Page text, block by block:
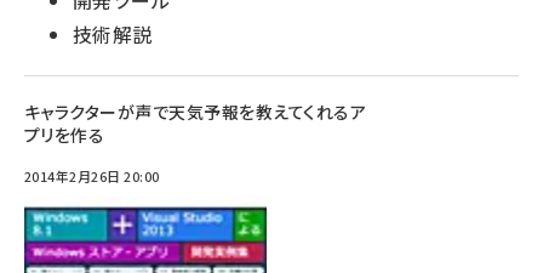
技術解説
キャラクターが声で天気予報を教えてくれるア
プリを作る
2014年2月26日 20:00